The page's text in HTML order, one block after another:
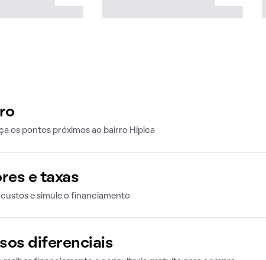
os pontos próximos ao bairro Hípica
e taxas
custos e simule o financiamento
diferenciais